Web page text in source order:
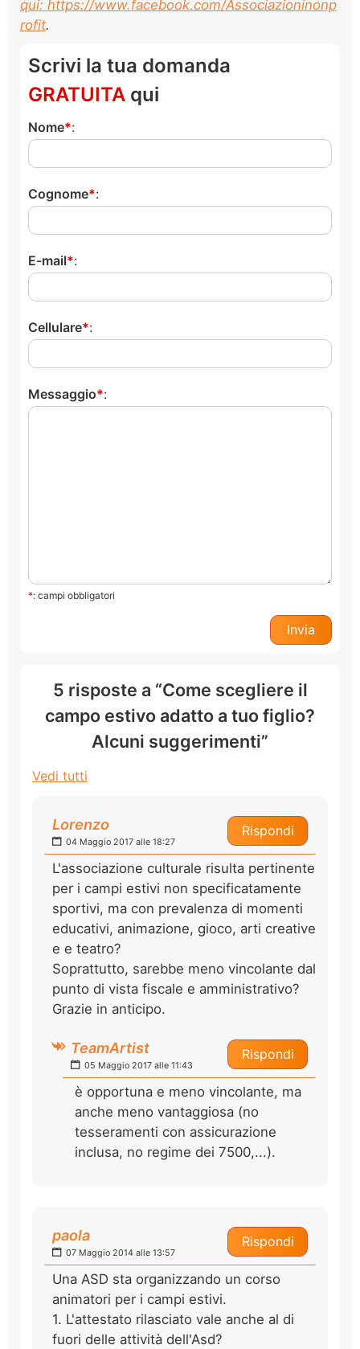
qui: https://www.facebook.com/Associazioninonp
rofit.
Scrivi la tua domanda
GRATUITA qui
Nome :
Cognome :
E-mail :
Cellulare :
Messaggio :
*: campi obbligatori
5 risposte a “Come scegliere il
campo estivo adatto a tuo figlio?
Alcuni suggerimenti”
Vedi tutti
Rispondi
Lorenzo
04 Maggio 2017 alle 18:27
L'associazione culturale risulta pertinente
per i campi estivi non specificatamente
sportivi, ma con prevalenza di momenti
educativi, animazione, gioco, arti creative
e e teatro?
Soprattutto, sarebbe meno vincolante dal
punto di vista fiscale e amministrativo?
Grazie in anticipo.
Rispondi
TeamArtist
05 Maggio 2017 alle 11:43
è opportuna e meno vincolante, ma
anche meno vantaggiosa (no
tesseramenti con assicurazione
inclusa, no regime dei 7500,...).
Rispondi
paola
07 Maggio 2014 alle 13:57
Una ASD sta organizzando un corso
animatori per i campi estivi.
1. L'attestato rilasciato vale anche al di
fuori delle attività dell'Asd?